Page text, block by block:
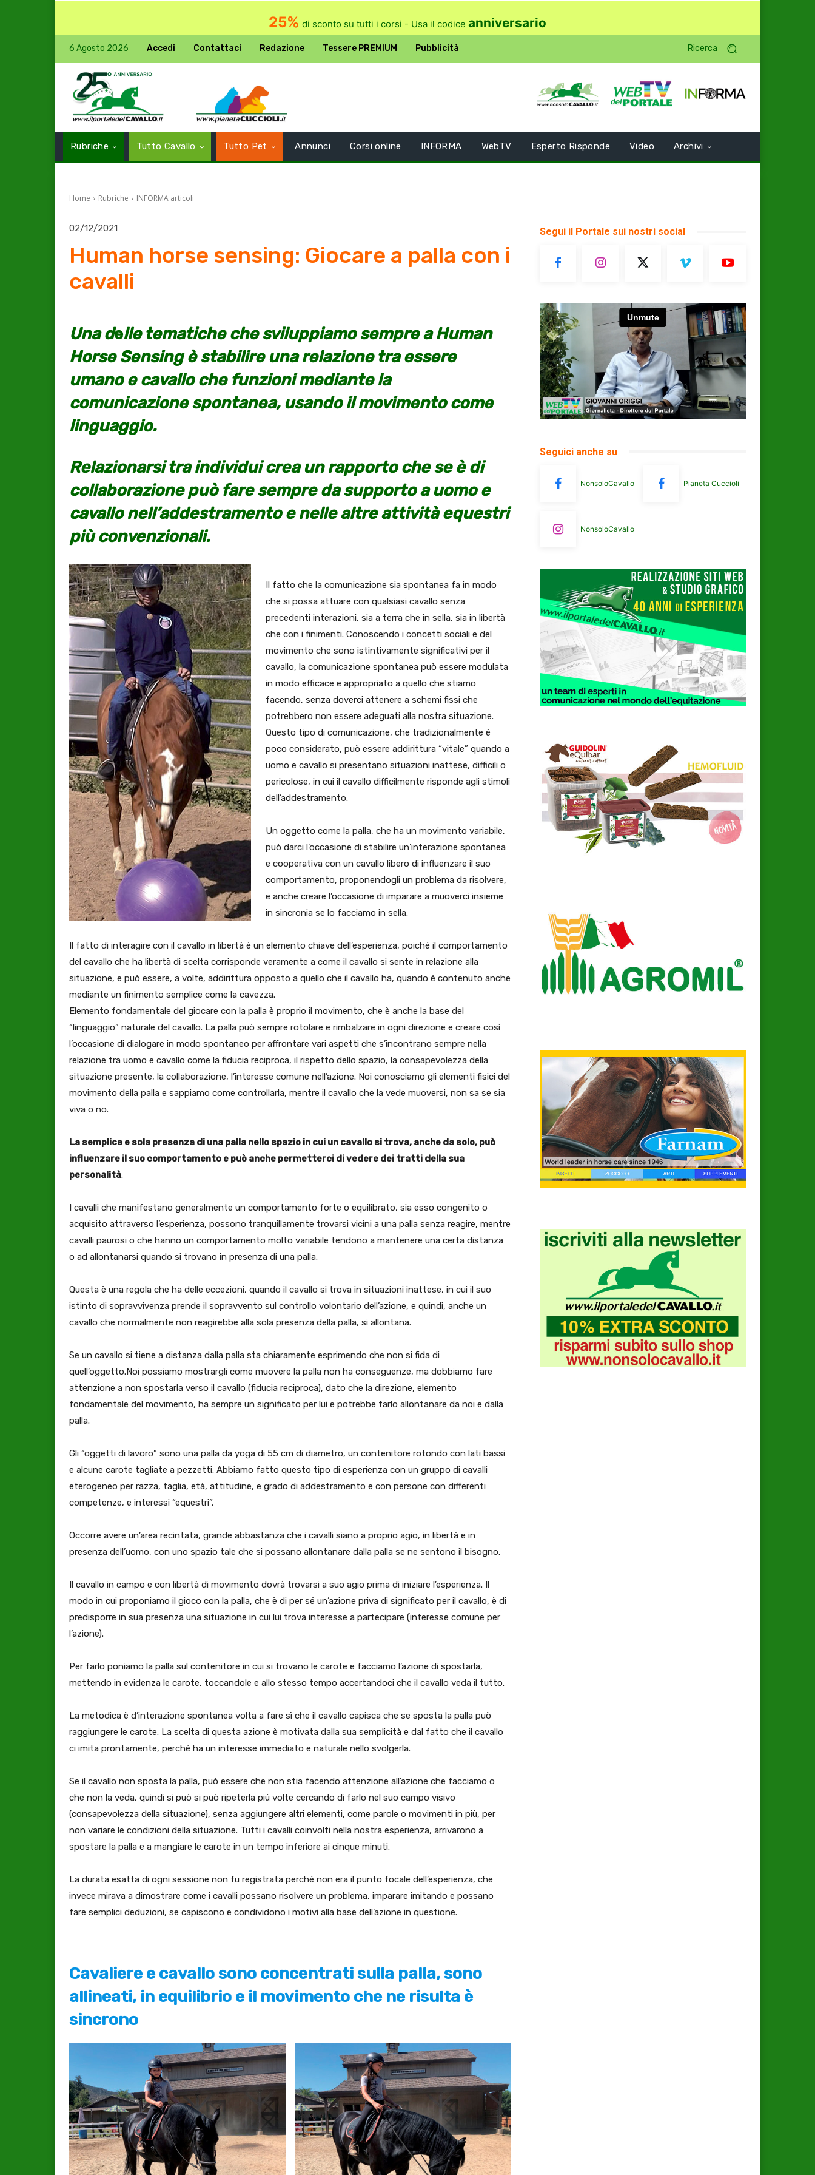
25% di sconto su tutti i corsi - Usa il codice anniversario
6 Agosto 2026 Accedi Contattaci Redazione Tessere PREMIUM Pubblicità Ricerca
Rubriche Tutto Cavallo Tutto Pet Annunci Corsi online INFORMA WebTV Esperto Risponde Video Archivi
Home Rubriche INFORMA articoli
02/12/2021
Human horse sensing: Giocare a palla con i
cavalli
Una delle tematiche che sviluppiamo sempre a Human
Horse Sensing è stabilire una relazione tra essere
umano e cavallo che funzioni mediante la
comunicazione spontanea, usando il movimento come
linguaggio.
Relazionarsi tra individui crea un rapporto che se è di
collaborazione può fare sempre da supporto a uomo e
cavallo nell’addestramento e nelle altre attività equestri
più convenzionali.
Il fatto che la comunicazione sia spontanea fa in modo
che si possa attuare con qualsiasi cavallo senza
precedenti interazioni, sia a terra che in sella, sia in libertà
che con i finimenti. Conoscendo i concetti sociali e del
movimento che sono istintivamente significativi per il
cavallo, la comunicazione spontanea può essere modulata
in modo efficace e appropriato a quello che stiamo
facendo, senza doverci attenere a schemi fissi che
potrebbero non essere adeguati alla nostra situazione.
Questo tipo di comunicazione, che tradizionalmente è
poco considerato, può essere addirittura “vitale” quando a
uomo e cavallo si presentano situazioni inattese, difficili o
pericolose, in cui il cavallo difficilmente risponde agli stimoli
dell’addestramento.
Un oggetto come la palla, che ha un movimento variabile,
può darci l’occasione di stabilire un’interazione spontanea
e cooperativa con un cavallo libero di influenzare il suo
comportamento, proponendogli un problema da risolvere,
e anche creare l’occasione di imparare a muoverci insieme
in sincronia se lo facciamo in sella.
Il fatto di interagire con il cavallo in libertà è un elemento chiave dell’esperienza, poiché il comportamento
del cavallo che ha libertà di scelta corrisponde veramente a come il cavallo si sente in relazione alla
situazione, e può essere, a volte, addirittura opposto a quello che il cavallo ha, quando è contenuto anche
mediante un finimento semplice come la cavezza.
Elemento fondamentale del giocare con la palla è proprio il movimento, che è anche la base del
“linguaggio” naturale del cavallo. La palla può sempre rotolare e rimbalzare in ogni direzione e creare così
l’occasione di dialogare in modo spontaneo per affrontare vari aspetti che s’incontrano sempre nella
relazione tra uomo e cavallo come la fiducia reciproca, il rispetto dello spazio, la consapevolezza della
situazione presente, la collaborazione, l’interesse comune nell’azione. Noi conosciamo gli elementi fisici del
movimento della palla e sappiamo come controllarla, mentre il cavallo che la vede muoversi, non sa se sia
viva o no.
La semplice e sola presenza di una palla nello spazio in cui un cavallo si trova, anche da solo, può
influenzare il suo comportamento e può anche permetterci di vedere dei tratti della sua
personalità.
I cavalli che manifestano generalmente un comportamento forte o equilibrato, sia esso congenito o
acquisito attraverso l’esperienza, possono tranquillamente trovarsi vicini a una palla senza reagire, mentre
cavalli paurosi o che hanno un comportamento molto variabile tendono a mantenere una certa distanza
o ad allontanarsi quando si trovano in presenza di una palla.
Questa è una regola che ha delle eccezioni, quando il cavallo si trova in situazioni inattese, in cui il suo
istinto di sopravvivenza prende il sopravvento sul controllo volontario dell’azione, e quindi, anche un
cavallo che normalmente non reagirebbe alla sola presenza della palla, si allontana.
Se un cavallo si tiene a distanza dalla palla sta chiaramente esprimendo che non si fida di
quell’oggetto.Noi possiamo mostrargli come muovere la palla non ha conseguenze, ma dobbiamo fare
attenzione a non spostarla verso il cavallo (fiducia reciproca), dato che la direzione, elemento
fondamentale del movimento, ha sempre un significato per lui e potrebbe farlo allontanare da noi e dalla
palla.
Gli “oggetti di lavoro” sono una palla da yoga di 55 cm di diametro, un contenitore rotondo con lati bassi
e alcune carote tagliate a pezzetti. Abbiamo fatto questo tipo di esperienza con un gruppo di cavalli
eterogeneo per razza, taglia, età, attitudine, e grado di addestramento e con persone con differenti
competenze, e interessi “equestri”.
Occorre avere un’area recintata, grande abbastanza che i cavalli siano a proprio agio, in libertà e in
presenza dell’uomo, con uno spazio tale che si possano allontanare dalla palla se ne sentono il bisogno.
Il cavallo in campo e con libertà di movimento dovrà trovarsi a suo agio prima di iniziare l’esperienza. Il
modo in cui proponiamo il gioco con la palla, che è di per sé un’azione priva di significato per il cavallo, è di
predisporre in sua presenza una situazione in cui lui trova interesse a partecipare (interesse comune per
l’azione).
Per farlo poniamo la palla sul contenitore in cui si trovano le carote e facciamo l’azione di spostarla,
mettendo in evidenza le carote, toccandole e allo stesso tempo accertandoci che il cavallo veda il tutto.
La metodica è d’interazione spontanea volta a fare sì che il cavallo capisca che se sposta la palla può
raggiungere le carote. La scelta di questa azione è motivata dalla sua semplicità e dal fatto che il cavallo
ci imita prontamente, perché ha un interesse immediato e naturale nello svolgerla.
Se il cavallo non sposta la palla, può essere che non stia facendo attenzione all’azione che facciamo o
che non la veda, quindi si può si può ripeterla più volte cercando di farlo nel suo campo visivo
(consapevolezza della situazione), senza aggiungere altri elementi, come parole o movimenti in più, per
non variare le condizioni della situazione. Tutti i cavalli coinvolti nella nostra esperienza, arrivarono a
spostare la palla e a mangiare le carote in un tempo inferiore ai cinque minuti.
La durata esatta di ogni sessione non fu registrata perché non era il punto focale dell’esperienza, che
invece mirava a dimostrare come i cavalli possano risolvere un problema, imparare imitando e possano
fare semplici deduzioni, se capiscono e condividono i motivi alla base dell’azione in questione.
Cavaliere e cavallo sono concentrati sulla palla, sono
allineati, in equilibrio e il movimento che ne risulta è
sincrono
Segui il Portale sui nostri social
Seguici anche su
NonsoloCavallo Pianeta Cuccioli
NonsoloCavallo